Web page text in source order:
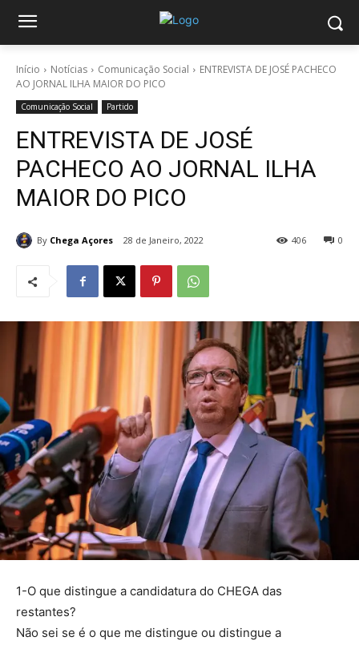
Início Notícias Comunicação Social
ENTREVISTA DE JOSÉ PACHECO
AO JORNAL ILHA MAIOR DO PICO
Comunicação Social Partido
ENTREVISTA DE JOSÉ
PACHECO AO JORNAL ILHA
MAIOR DO PICO
By Chega Açores 28 de Janeiro, 2022 0
406
1-O que distingue a candidatura do CHEGA das
restantes?
Não sei se é o que me distingue ou distingue a